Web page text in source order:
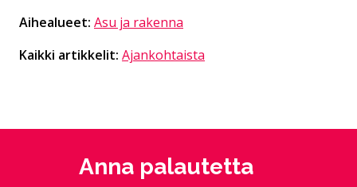
Aihealueet: Asu ja rakenna
Kaikki artikkelit: Ajankohtaista
Anna palautetta